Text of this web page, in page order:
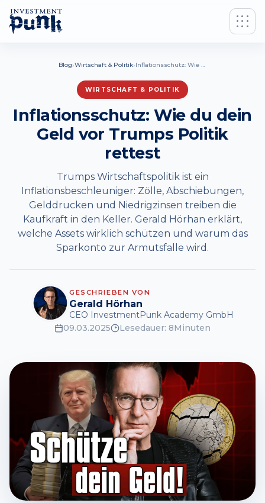
Blog›Wirtschaft & Politik› Inflationsschutz: Wie du dein Geld vor Trumps Politik rettest
WIRTSCHAFT & POLITIK
Inflationsschutz: Wie du dein
Geld vor Trumps Politik
rettest
Trumps Wirtschaftspolitik ist ein
Inflationsbeschleuniger: Zölle, Abschiebungen,
Gelddrucken und Niedrigzinsen treiben die
Kaufkraft in den Keller. Gerald Hörhan erklärt,
welche Assets wirklich schützen und warum das
Sparkonto zur Armutsfalle wird.
GESCHRIEBEN VON
Gerald Hörhan
CEO InvestmentPunk Academy GmbH
09.03.2025
Lesedauer: 8Minuten